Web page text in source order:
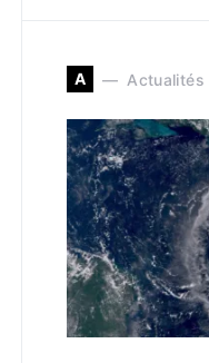
A Actualités